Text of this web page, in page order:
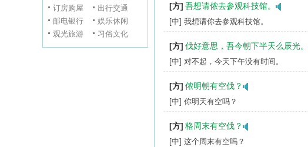
订房购屋
出行交通
邮电银行
娱乐休闲
观光旅游
习俗文化
[方] 吾想请侬去参观科技馆。
[中] 我想请你去参观科技馆。
[方] 伐好意思，吾今朝下半天么辰光。
[中] 对不起，今天下午没有时间。
[方] 侬明朝有空伐？
[中] 你明天有空吗？
[方] 格周末有空伐？
[中] 这个周末有空吗？